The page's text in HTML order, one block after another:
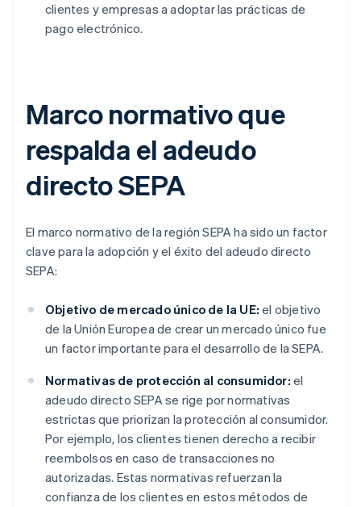
clientes y empresas a adoptar las prácticas de
pago electrónico.
Marco normativo que
respalda el adeudo
directo SEPA
El marco normativo de la región SEPA ha sido un factor
clave para la adopción y el éxito del adeudo directo
SEPA:
Objetivo de mercado único de la UE: el objetivo
de la Unión Europea de crear un mercado único fue
un factor importante para el desarrollo de la SEPA.
Normativas de protección al consumidor: el
adeudo directo SEPA se rige por normativas
estrictas que priorizan la protección al consumidor.
Por ejemplo, los clientes tienen derecho a recibir
reembolsos en caso de transacciones no
autorizadas. Estas normativas refuerzan la
confianza de los clientes en estos métodos de